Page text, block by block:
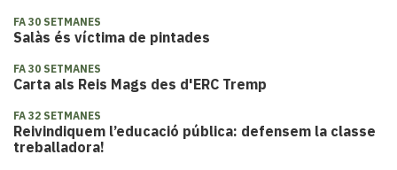
FA 30 SETMANES
Salàs és víctima de pintades
FA 30 SETMANES
Carta als Reis Mags des d'ERC Tremp
FA 32 SETMANES
Reivindiquem l’educació pública: defensem la classe
treballadora!